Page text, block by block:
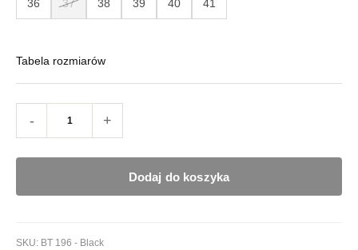
36 37 38 39 40 41
Tabela rozmiarów
- +
Dodaj do koszyka
SKU: BT 196 - Black